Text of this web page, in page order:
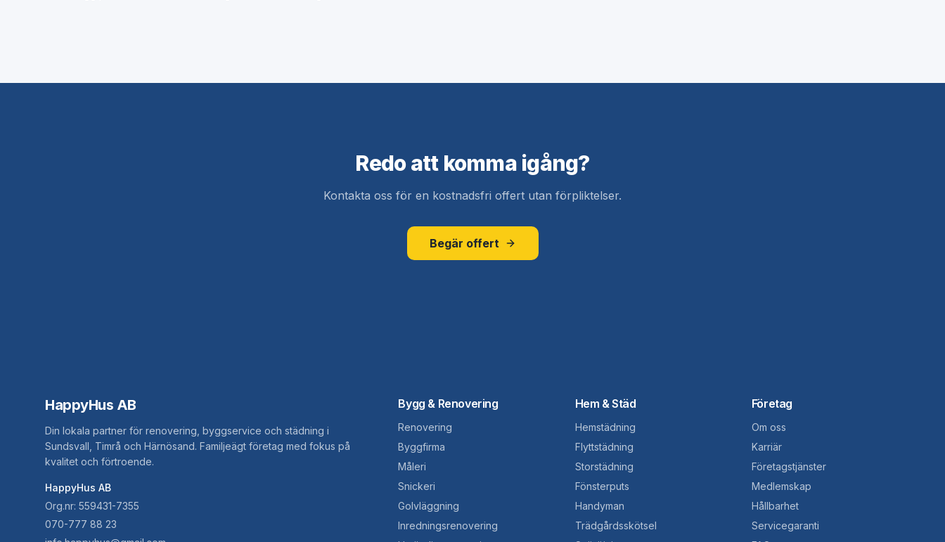
Redo att komma igång?
Kontakta oss för en kostnadsfri offert utan förpliktelser.
Begär offert
HappyHus AB
Din lokala partner för renovering, byggservice och städning i
Sundsvall, Timrå och Härnösand. Familjeägt företag med fokus på
kvalitet och förtroende.
HappyHus AB
Org.nr: 559431-7355
070-777 88 23
Bygg & Renovering
Renovering
Byggfirma
Måleri
Snickeri
Golvläggning
Inredningsrenovering
Hem & Städ
Hemstädning
Flyttstädning
Storstädning
Fönsterputs
Handyman
Trädgårdsskötsel
Företag
Om oss
Karriär
Företagstjänster
Medlemskap
Hållbarhet
Servicegaranti